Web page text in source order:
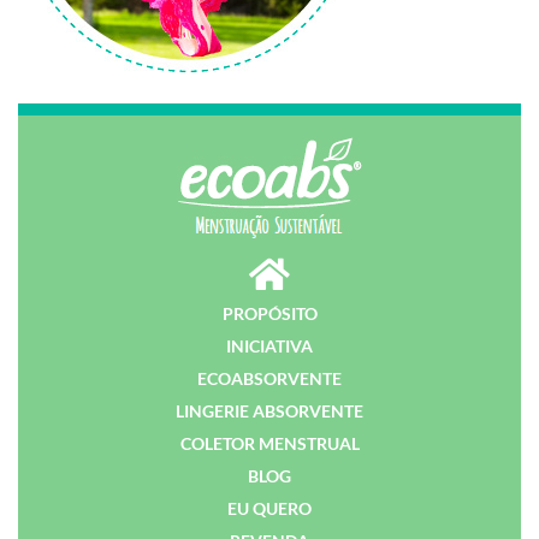
PROPÓSITO
INICIATIVA
ECOABSORVENTE
LINGERIE ABSORVENTE
COLETOR MENSTRUAL
BLOG
EU QUERO